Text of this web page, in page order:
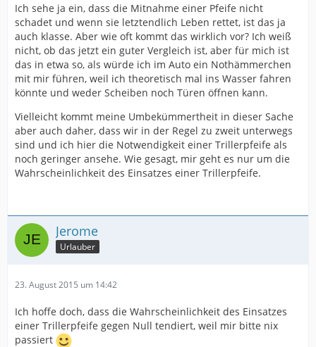
Ich sehe ja ein, dass die Mitnahme einer Pfeife nicht
schadet und wenn sie letztendlich Leben rettet, ist das ja
auch klasse. Aber wie oft kommt das wirklich vor? Ich weiß
nicht, ob das jetzt ein guter Vergleich ist, aber für mich ist
das in etwa so, als würde ich im Auto ein Nothämmerchen
mit mir führen, weil ich theoretisch mal ins Wasser fahren
könnte und weder Scheiben noch Türen öffnen kann.
Vielleicht kommt meine Umbekümmertheit in dieser Sache
aber auch daher, dass wir in der Regel zu zweit unterwegs
sind und ich hier die Notwendigkeit einer Trillerpfeife als
noch geringer ansehe. Wie gesagt, mir geht es nur um die
Wahrscheinlichkeit des Einsatzes einer Trillerpfeife.
Jerome
Urlauber
23. August 2015 um 14:42
Ich hoffe doch, dass die Wahrscheinlichkeit des Einsatzes
einer Trillerpfeife gegen Null tendiert, weil mir bitte nix
passiert